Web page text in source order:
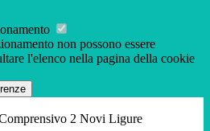
non possono essere
l'elenco nella pagina della cookie
2 Novi Ligure